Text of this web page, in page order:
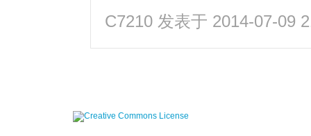
C7210 发表于 2014-07-09